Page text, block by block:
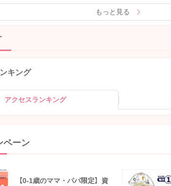
もっと見る
キング
アクセスランキング
ペーン
【0-1歳のママ・パパ限定】資